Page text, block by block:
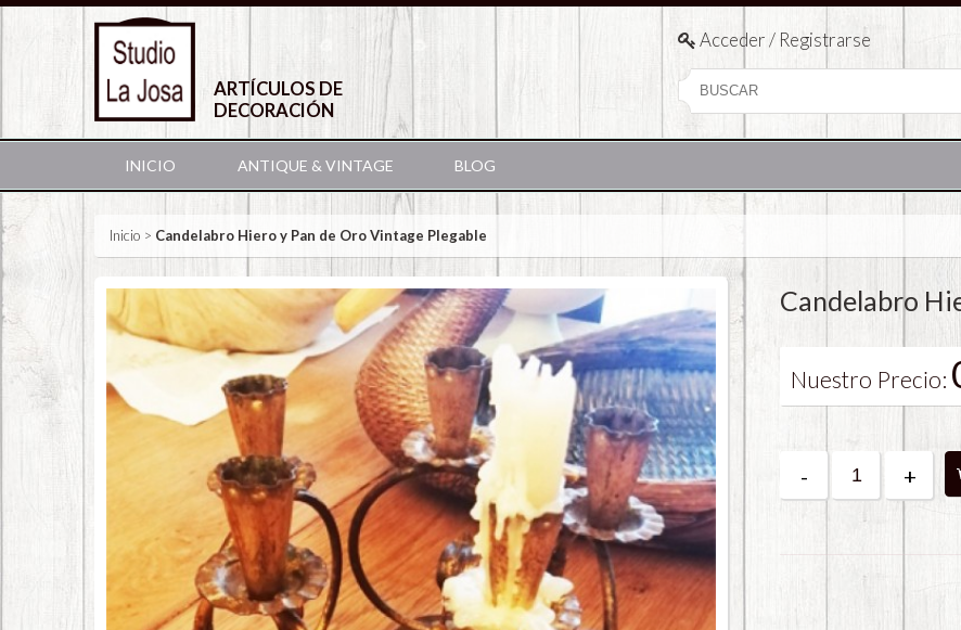
ARTÍCULOS DE
DECORACIÓN
Acceder / Registrarse
INICIO ANTIQUE & VINTAGE BLOG
Inicio > Candelabro Hiero y Pan de Oro Vintage Plegable
Candelabro
Nuestro Precio:
- +